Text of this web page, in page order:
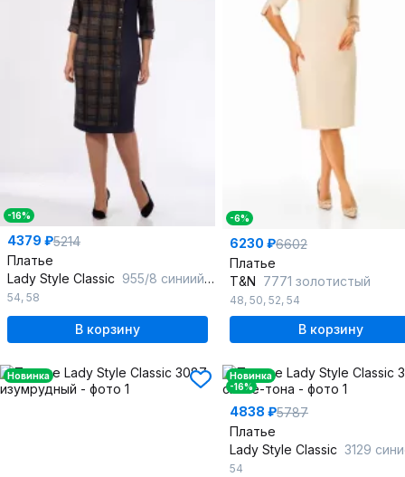
-16%
4379 ₽5214
Платье
Lady Style Classic 955/8 синиий-хаки
54, 58
В корзину
-6%
6230 ₽6602
Платье
T&N 7771 золотистый
48, 50, 52, 54
В корзину
Новинка
Новинка
-16%
4838 ₽5787
Платье
Lady Style Classic 3129 синие-
54